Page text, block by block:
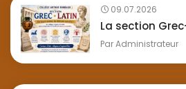
09.07.2026
La section
ParAdministrateur